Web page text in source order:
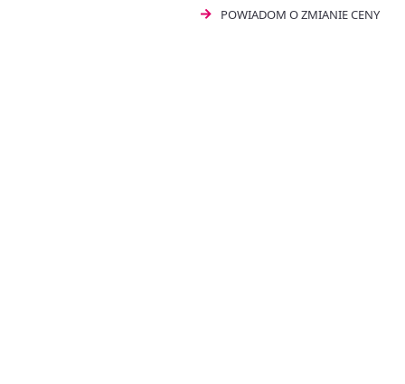
POWIADOM O ZMIANIE CENY